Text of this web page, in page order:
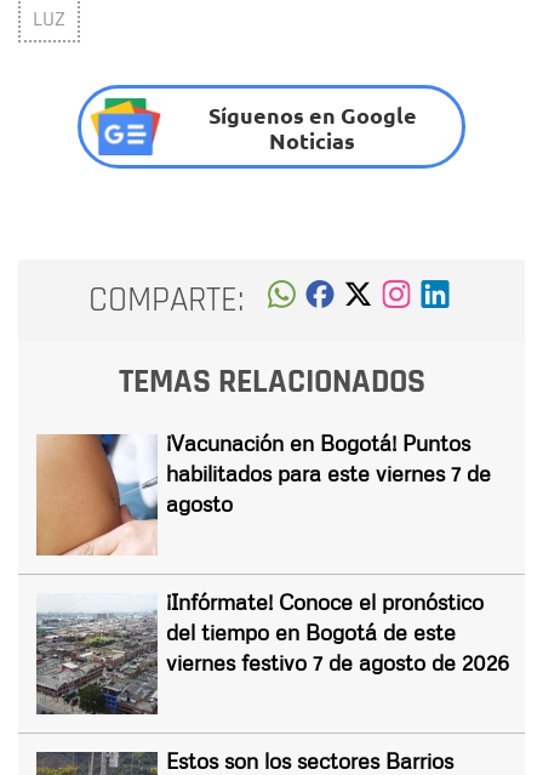
LUZ
Síguenos en Google
Noticias
COMPARTE:
TEMAS RELACIONADOS
¡Vacunación en Bogotá! Puntos
habilitados para este viernes 7 de
agosto
¡Infórmate! Conoce el pronóstico
del tiempo en Bogotá de este
viernes festivo 7 de agosto de 2026
Estos son los sectores Barrios